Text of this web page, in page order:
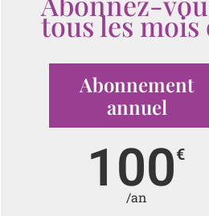
tous les mois
Abonnement
annuel
100€
/an